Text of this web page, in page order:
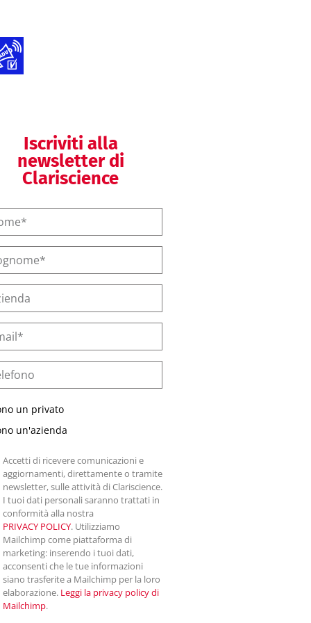
Iscriviti alla
newsletter di
Clariscience
un privato
un'azienda
Accetti di ricevere comunicazioni e
aggiornamenti, direttamente o tramite
newsletter, sulle attività di Clariscience.
I tuoi dati personali saranno trattati in
conformità alla nostra
PRIVACY POLICY. Utilizziamo
Mailchimp come piattaforma di
marketing: inserendo i tuoi dati,
acconsenti che le tue informazioni
siano trasferite a Mailchimp per la loro
elaborazione. Leggi la privacy policy di
Mailchimp.